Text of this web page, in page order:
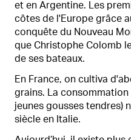
et en Argentine. Les
côtes de l'Europe grâce
conquête du Nouveau
que Christophe Colomb
de ses bateaux.
En France, on cultiva
grains. La
jeunes gousses tendres)
siècle en Italie.